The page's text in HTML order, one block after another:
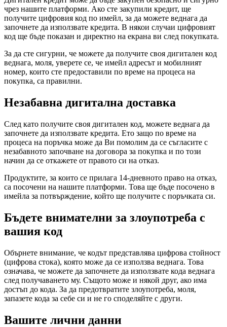
чрез нашите платформи. Ако сте закупили кредит, ще
получите цифровия код по имейл, за да можете веднага да
започнете да използвате кредита. В някои случаи цифровият
код ще бъде показан и директно на екрана ви след покупката.
За да сте сигурни, че можете да получите своя дигитален код
веднага, моля, уверете се, че имейл адресът и мобилният
номер, които сте предоставили по време на процеса на
покупка, са правилни.
Незабавна дигитална доставка
След като получите своя дигитален код, можете веднага да
започнете да използвате кредита. Ето защо по време на
процеса на поръчка може да Ви помолим да се съгласите с
незабавното започване на договора за покупка и по този
начин да се откажете от правото си на отказ.
Продуктите, за които се прилага 14-дневното право на отказ,
са посочени на нашите платформи. Това ще бъде посочено в
имейла за потвърждение, който ще получите с поръчката си.
Бъдете внимателни за злоупотреба с
вашия код
Обърнете внимание, че кодът представлява цифрова стойност
(цифрова стока), която може да се използва веднага. Това
означава, че можете да започнете да използвате кода веднага
след получаването му. Същото може и някой друг, ако има
достъп до кода. За да предотвратите злоупотреба, моля,
запазете кода за себе си и не го споделяйте с други.
Вашите лични данни